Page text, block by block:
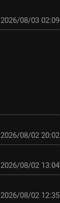
2026/08/03 02:09
2026/08/02 20:02
2026/08/02 13:04
2026/08/02 12:35